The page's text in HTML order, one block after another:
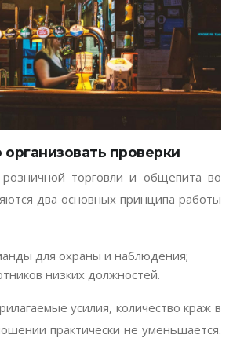
проверки
торговли и общепита во
два основных принципа работы
для охраны и наблюдения;
низких должностей.
усилия, количество краж в
практически не уменьшается.